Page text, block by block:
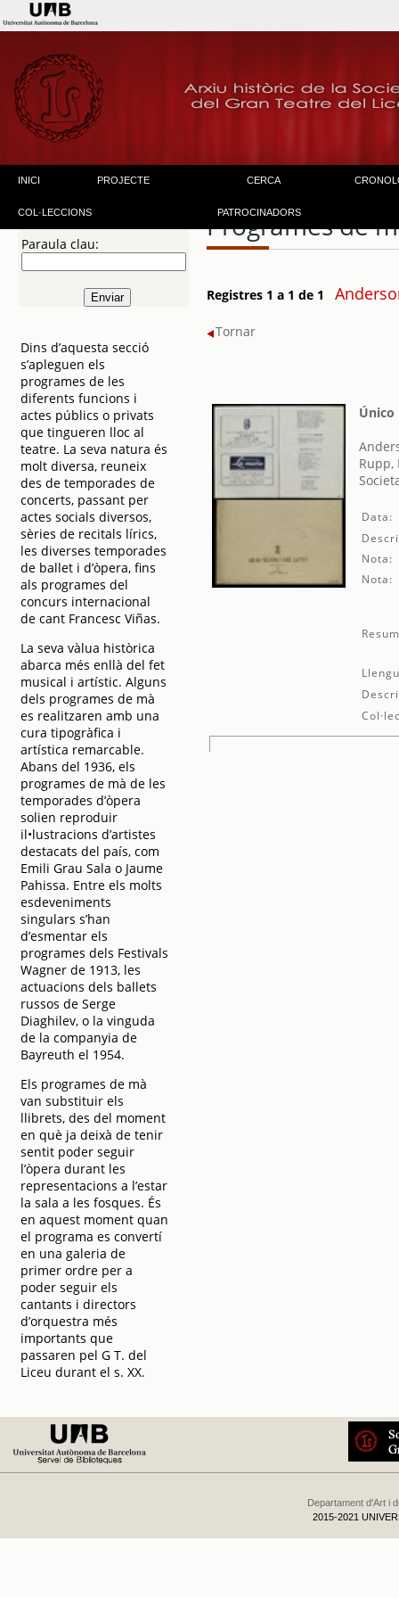
INICI PROJECTE CERCA
COL·LECCIONS PATROCINADORS
Paraula clau:
Dins d’aquesta secció
s’apleguen els
programes de les
diferents funcions i
actes públics o privats
que tingueren lloc al
teatre. La seva natura és
molt diversa, reuneix
des de temporades de
concerts, passant per
actes socials diversos,
sèries de recitals lírics,
les diverses temporades
de ballet i d’òpera, fins
als programes del
concurs internacional
de cant Francesc Viñas.
La seva vàlua històrica
abarca més enllà del fet
musical i artístic. Alguns
dels programes de mà
es realitzaren amb una
cura tipogràfica i
artística remarcable.
Abans del 1936, els
programes de mà de les
temporades d’òpera
solien reproduir
il•lustracions d’artistes
destacats del país, com
Emili Grau Sala o Jaume
Pahissa. Entre els molts
esdeveniments
singulars s’han
d’esmentar els
programes dels Festivals
Wagner de 1913, les
actuacions dels ballets
russos de Serge
Diaghilev, o la vinguda
de la companyia de
Bayreuth el 1954.
Els programes de mà
van substituir els
llibrets, des del moment
en què ja deixà de tenir
sentit poder seguir
l’òpera durant les
representacions a l’estar
la sala a les fosques. És
en aquest moment quan
el programa es convertí
en una galeria de
primer ordre per a
poder seguir els
cantants i directors
d’orquestra més
importants que
passaren pel G T. del
Liceu durant el s. XX.
Programes de
Registres 1 a 1 de 1
Tornar
Único
Rupp,
Data:
Nota:
Nota:
Departament d'Art i
2015-2021